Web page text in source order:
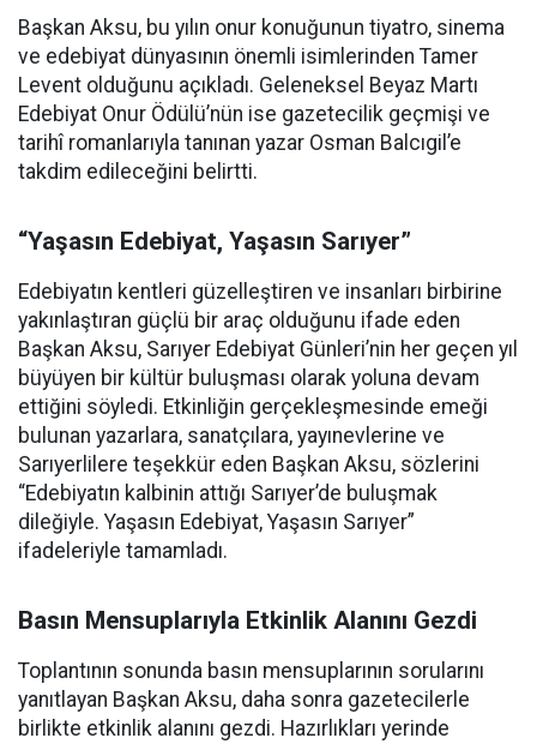
Başkan Aksu, bu yılın onur konuğunun tiyatro, sinema
ve edebiyat dünyasının önemli isimlerinden Tamer
Levent olduğunu açıkladı. Geleneksel Beyaz Martı
Edebiyat Onur Ödülü’nün ise gazetecilik geçmişi ve
tarihî romanlarıyla tanınan yazar Osman Balcıgil’e
takdim edileceğini belirtti.
“Yaşasın Edebiyat, Yaşasın Sarıyer”
Edebiyatın kentleri güzelleştiren ve insanları birbirine
yakınlaştıran güçlü bir araç olduğunu ifade eden
Başkan Aksu, Sarıyer Edebiyat Günleri’nin her geçen yıl
büyüyen bir kültür buluşması olarak yoluna devam
ettiğini söyledi. Etkinliğin gerçekleşmesinde emeği
bulunan yazarlara, sanatçılara, yayınevlerine ve
Sarıyerlilere teşekkür eden Başkan Aksu, sözlerini
“Edebiyatın kalbinin attığı Sarıyer’de buluşmak
dileğiyle. Yaşasın Edebiyat, Yaşasın Sarıyer”
ifadeleriyle tamamladı.
Basın Mensuplarıyla Etkinlik Alanını Gezdi
Toplantının sonunda basın mensuplarının sorularını
yanıtlayan Başkan Aksu, daha sonra gazetecilerle
birlikte etkinlik alanını gezdi. Hazırlıkları yerinde